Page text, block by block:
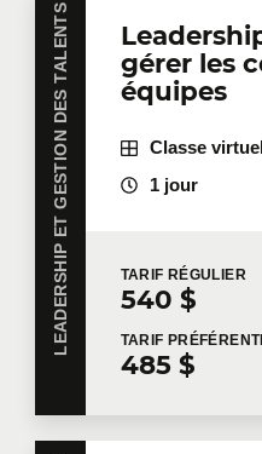
LEADERSHIP ET GESTION DES TALENTS
gérer les
équipes
Classe
1 jour
TARIF RÉGULIER
540 $
TARIF
485 $